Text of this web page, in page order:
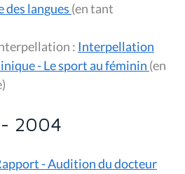
des langues (en tant
Interpellation : Interpellation
- Le sport au féminin (en
- 2004
- Audition du docteur